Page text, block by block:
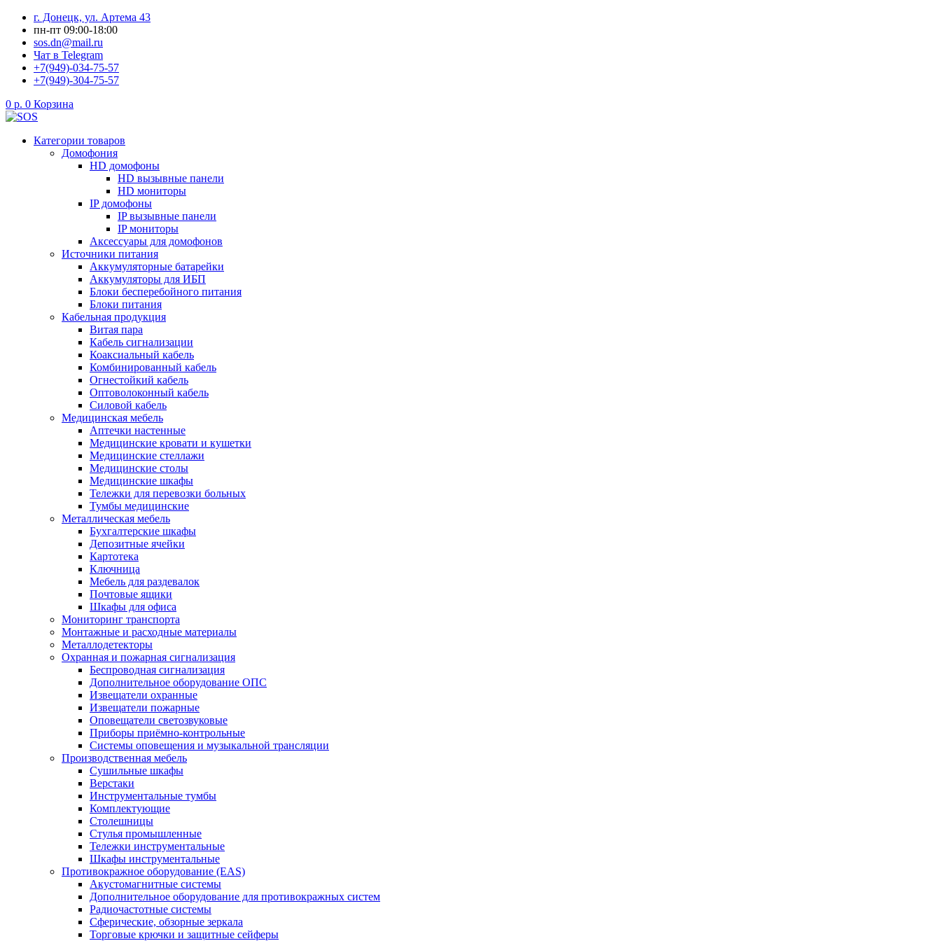
Перейти
содержимому
г. Донецк, ул. Артема 43
пн-пт 09:00-18:00
sos.dn@mail.ru
Чат в Telegram
+7(949)-034-75-57
+7(949)-304-75-57
0 р. 0 Корзина
Категории товаров
Домофония
HD домофоны
HD вызывные панели
HD мониторы
IP домофоны
IP вызывные панели
IP мониторы
Аксессуары для домофонов
Источники питания
Аккумуляторные батарейки
Аккумуляторы для ИБП
Блоки бесперебойного питания
Блоки питания
Кабельная продукция
Витая пара
Кабель сигнализации
Коаксиальный кабель
Комбинированный кабель
Огнестойкий кабель
Оптоволоконный кабель
Силовой кабель
Медицинская мебель
Аптечки настенные
Медицинские кровати и кушетки
Медицинские стеллажи
Медицинские столы
Медицинские шкафы
Тележки для перевозки больных
Тумбы медицинские
Металлическая мебель
Бухгалтерские шкафы
Депозитные ячейки
Картотека
Ключница
Мебель для раздевалок
Почтовые ящики
Шкафы для офиса
Мониторинг транспорта
Монтажные и расходные материалы
Металлодетекторы
Охранная и пожарная сигнализация
Беспроводная сигнализация
Дополнительное оборудование ОПС
Извещатели охранные
Извещатели пожарные
Оповещатели светозвуковые
Приборы приёмно-контрольные
Системы оповещения и музыкальной трансляции
Производственная мебель
Cушильные шкафы
Верстаки
Инструментальные тумбы
Комплектующие
Столешницы
Стулья промышленные
Тележки инструментальные
Шкафы инструментальные
Противокражное оборудование (EAS)
Акустомагнитные системы
Дополнительное оборудование для противокражных систем
Радиочастотные системы
Сферические, обзорные зеркала
Торговые крючки и защитные сейферы